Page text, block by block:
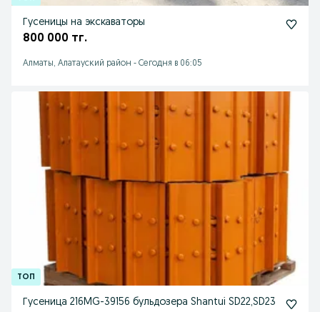
Гусеницы на экскаваторы
800 000 тг.
Алматы, Алатауский район - Сегодня в 06:05
Гусеница 216MG-39156 бульдозера Shantui SD22,SD23